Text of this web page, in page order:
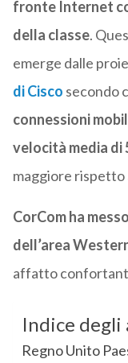
fronte Internet
della classe.
emerge dalle
di Cisco secondo
connessioni
velocità media di
maggiore rispetto
CorCom ha
dell’area
affatto
Indice
Regno Unito